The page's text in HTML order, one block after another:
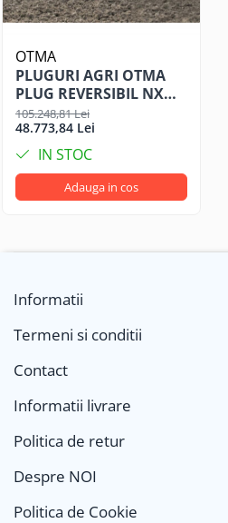
OTMA
PLUGURI AGRI OTMA
PLUG REVERSIBIL NX
202E/ 4T-EL6R , 4
TRUPITE (3+1) COD
380009
105.248,81 Lei
48.773,84 Lei
IN STOC
Adauga in cos
Informatii
Termeni si conditii
Contact
Informatii livrare
Politica de retur
Despre NOI
Politica de Cookie